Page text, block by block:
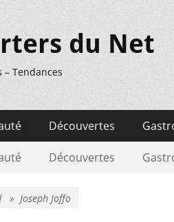
du Net
– Tendances
Découvertes
Découvertes
» Joseph Joffo